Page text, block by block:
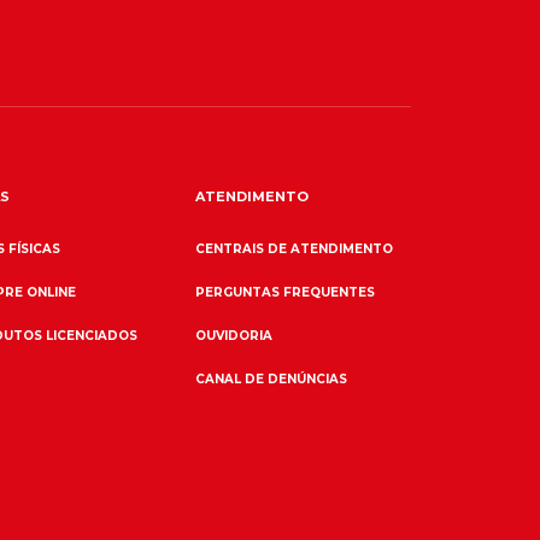
FÍSICAS
ONLINE
LICENCIADOS
ATENDIMENTO
CENTRAIS DE ATENDIMENTO
PERGUNTAS FREQUENTES
OUVIDORIA
CANAL DE DENÚNCIAS